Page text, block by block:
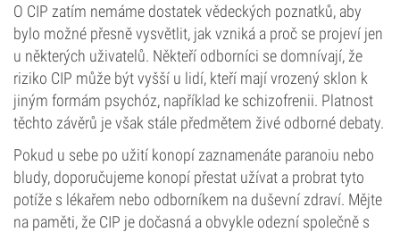
O CIP zatím nemáme dostatek vědeckých poznatků, aby
bylo možné přesně vysvětlit, jak vzniká a proč se projeví jen
u některých uživatelů. Někteří odborníci se domnívají, že
riziko CIP může být vyšší u lidí, kteří mají vrozený sklon k
jiným formám psychóz, například ke schizofrenii. Platnost
těchto závěrů je však stále předmětem živé odborné debaty.
Pokud u sebe po užití konopí zaznamenáte paranoiu nebo
bludy, doporučujeme konopí přestat užívat a probrat tyto
potíže s lékařem nebo odborníkem na duševní zdraví. Mějte
na paměti, že CIP je dočasná a obvykle odezní společně s